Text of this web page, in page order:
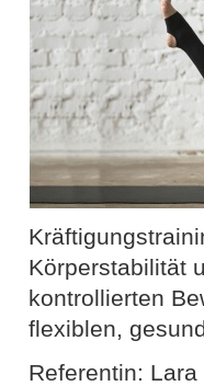
Körperstabilität
kontrollierten
flexiblen,
Referentin: